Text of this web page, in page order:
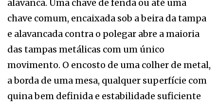
alavanca. Uma chave de fenda ou até uma
chave comum, encaixada sob a beira da tampa
e alavancada contra o polegar abre a maioria
das tampas metálicas com um único
movimento. O encosto de uma colher de metal,
a borda de uma mesa, qualquer superfície com
quina bem definida e estabilidade suficiente